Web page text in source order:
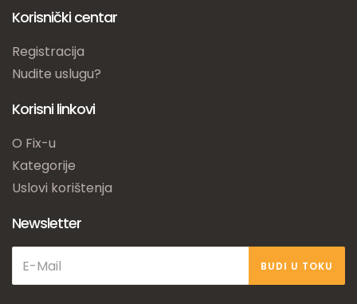
Korisnički centar
Registracija
Nudite uslugu?
Korisni linkovi
O Fix-u
Kategorije
Uslovi korištenja
Newsletter
BUDI U TOKU